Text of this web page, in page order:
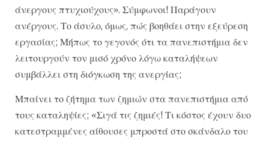
άνεργους πτυχιούχους». Σύμφωνοι! Παράγουν
ανέργους. Το άσυλο, όμως, πώς βοηθάει στην εξεύρεση
εργασίας; Μήπως το γεγονός ότι τα πανεπιστήμια δεν
λειτουργούν τον μισό χρόνο λόγω καταλήψεων
συμβάλλει στη διόγκωση της ανεργίας;
Μπαίνει το ζήτημα των ζημιών στα πανεπιστήμια από
τους καταληψίες; «Σιγά τις ζημιές! Τι κόστος έχουν δυο
κατεστραμμένες αίθουσες μπροστά στο σκάνδαλο του